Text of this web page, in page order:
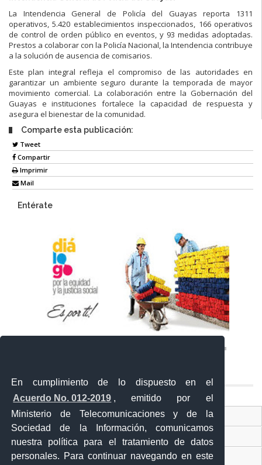
En cumplimiento de lo dispuesto en el
Acuerdo No. 012-2019 , emitido por el
Ministerio de Telecomunicaciones y de la
Sociedad de la Información, comunicamos
nuestra política para el tratamiento de datos
personales. Para continuar navegando en este
La Intendencia General de Policía del Guayas reporta 1311
operativos, 5.420 establecimientos inspeccionados, 166 operativos
de control de orden público en eventos, y 93 medidas adoptadas.
Prestos a colaborar con la Policía Nacional, la Intendencia contribuye
a la solución de ausencia de comisarios.
Este plan integral refleja el compromiso de las autoridades en
garantizar un ambiente seguro durante la temporada de mayor
movimiento comercial. La colaboración entre la Gobernación del
Guayas e instituciones fortalece la capacidad de respuesta y
asegura el bienestar de la comunidad.
Comparte esta publicación:
Tweet
Compartir
Imprimir
Mail
Entérate
Ventanilla Única Virtual
Ventanilla Única de Comercio Exterior
Gobierno Abierto